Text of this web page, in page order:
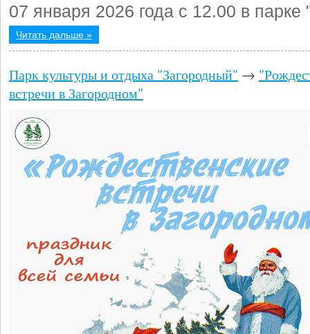
07 января 2026 года с 12.00 в парке
Читать дальше »
Парк культуры и отдыха "Загородный" →
встречи в Загородном"